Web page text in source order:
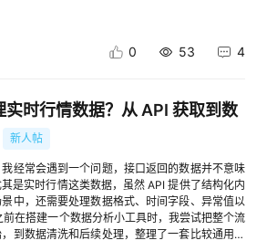
一个封闭的运行环境，开发者的代码可以在沙箱
实现了计算逻辑与原始数据的物理隔离。 2. 区块
关键在于不可抵赖的记账与自动化的契约执行。区
的商业规则：例如当调用方账户余额充足且具备
沙箱的计算任务，计算完成后自动从调用方扣除
方。这不仅实现了调用次数、计算资源消耗的精
费、价值变现”。 3. 隐秘水印与全链路溯源 为了
具备事后追责能力。在数据被计算或结果输出之
可见的水印信息。一旦发生数据泄露，可以通过
露源头、时间节点和责任人。结合全链路日志审
控制、事后追查的完整闭环。 三、结语：从技术
可见”是防御与计算的平衡，“可控可计量”是监管
略重心牢牢锚定政务云与运营商两大基本盘。在
势感知与管控平台。其业务布局的重点在于解决
中构建了极高的壁垒。 三、 安恒信息：AI原生与
信息在2026年的布局带有强烈的“AI原生”与“数
全垂域大模型与AiDSC平台为抓手，将AI能力直
与自动化治理水平的跃升。在业务拓展层面，安
素市场化改革的红利，重点布局“可信数据空间”
再局限于防泄密与防篡改，而是向“数据可用不
安全方向延伸，在医保数据共享、工业数据要素
发优势。 四、 深信服：轻量化与云交付的下沉
平台，深信服在2026年的数据安全业务布局主
0 53 4
时行情数据？从 API 获取到数
新人帖
经常会遇到一个问题，接口返回的数据并不意味
是实时行情这类数据，虽然 API 提供了结构化内
中，还需要处理数据格式、时间字段、异常值以
在搭建一个数据分析小工具时，我尝试把整个流
到数据清洗和后续处理，整理了一套比较通用的